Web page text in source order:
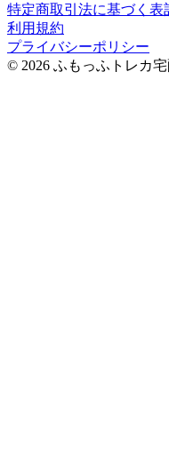
特定商取引法に基づく表
利用規約
プライバシーポリシー
© 2026 ふもっふトレカ